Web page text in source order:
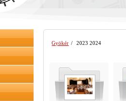
Gyökér / 2023 2024